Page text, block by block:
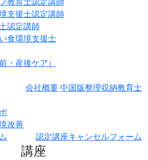
支援士認定講師
認定講師
食環境支援士
・産後ケア）
改善
会社概要中国版整理収納教育士
認定講座キャンセルフォーム
講座